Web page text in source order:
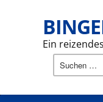
Ein